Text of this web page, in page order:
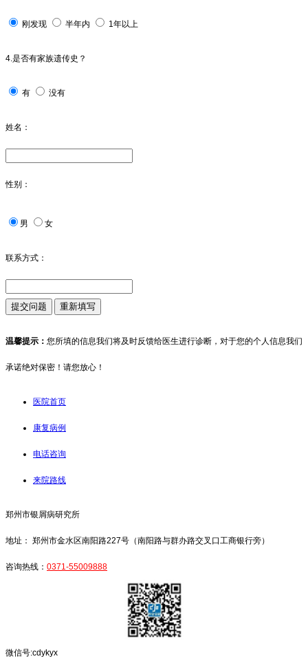
刚发现 半年内 1年以上
4.是否有家族遗传史？
有 没有
姓名：
性别：
男 女
联系方式：
温馨提示： 您所填的信息我们将及时反馈给医生进行诊断，对于您的个人信息我们
承诺绝对保密！请您放心！
医院首页
康复病例
电话咨询
来院路线
郑州市银屑病研究所
地址： 郑州市金水区南阳路227号（南阳路与群办路交叉口工商银行旁）
咨询热线： 0371-55009888
微信号:cdykyx